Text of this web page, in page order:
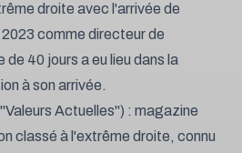
droite avec l'arrivée de
comme directeur de
40 jours a eu lieu dans la
à son arrivée.
Actuelles") : magazine
classé à l'extrême droite, connu